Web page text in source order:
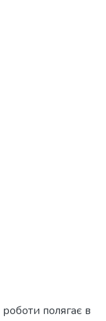
полягає в